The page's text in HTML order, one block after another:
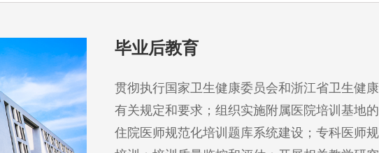
毕业后教育
贯彻执行国家卫生健康委员会和浙江省卫生健
有关规定和要求；组织实施附属医院培训基地
住院医师规范化培训题库系统建设；专科医师